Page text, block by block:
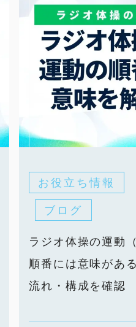
お役立ち情報
ブログ
ラジオ体操の運動
順番には意味があ
流れ・構成を確認